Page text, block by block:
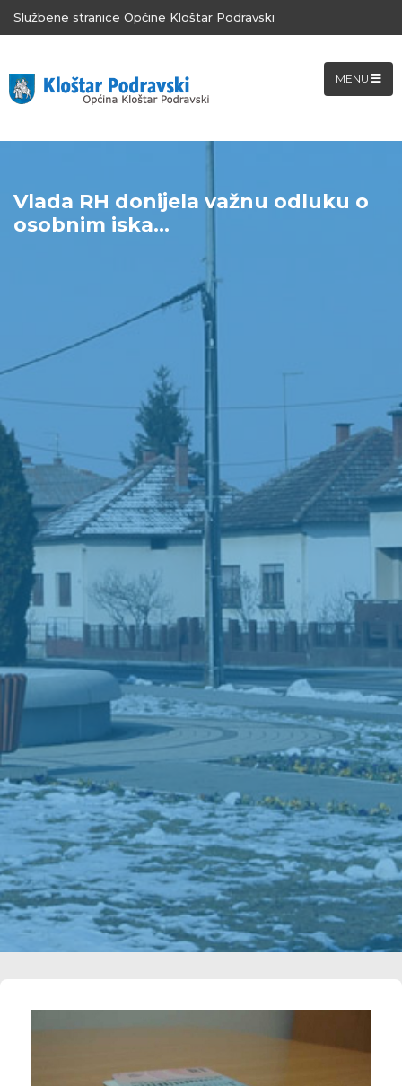
Službene stranice Općine Kloštar Podravski
MENU
Vlada RH donijela važnu odluku o
osobnim iska...